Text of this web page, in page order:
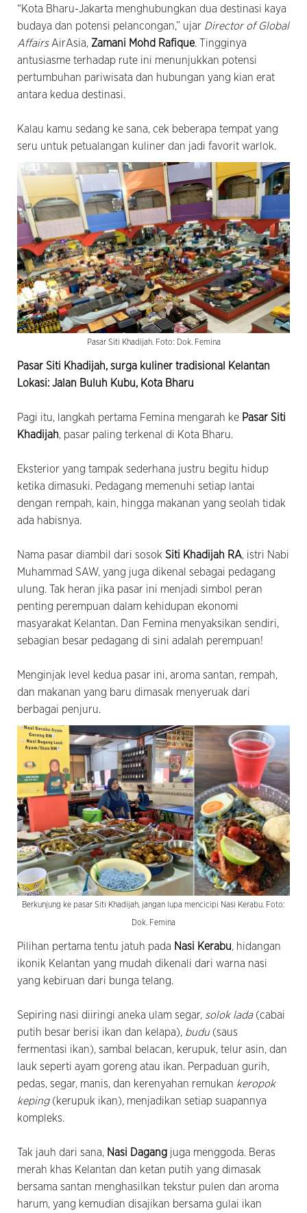
“Kota Bharu-Jakarta menghubungkan dua destinasi kaya
budaya dan potensi pelancongan,” ujar Director of Global
AffairsAirAsia, Zamani Mohd Rafique. Tingginya
antusiasme terhadap rute ini menunjukkan potensi
pertumbuhan pariwisata dan hubungan yang kian erat
antara kedua destinasi.
Kalau kamu sedang ke sana, cek beberapa tempat yang
seru untuk petualangan kuliner dan jadi favorit warlok.
Pasar Siti Khadijah. Foto: Dok. Femina
Pasar Siti Khadijah, surga kuliner tradisional Kelantan
Lokasi: Jalan Buluh Kubu, Kota Bharu
Pagi itu, langkah pertama Femina mengarah ke Pasar Siti
Khadijah, pasar paling terkenal di Kota Bharu.
Eksterior yang tampak sederhana justru begitu hidup
ketika dimasuki. Pedagang memenuhi setiap lantai
dengan rempah, kain, hingga makanan yang seolah tidak
ada habisnya.
Nama pasar diambil dari sosok Siti Khadijah RA, istri Nabi
Muhammad SAW, yang juga dikenal sebagai pedagang
ulung. Tak heran jika pasar ini menjadi simbol peran
penting perempuan dalam kehidupan ekonomi
masyarakat Kelantan. Dan Femina menyaksikan sendiri,
sebagian besar pedagang di sini adalah perempuan!
Menginjak level kedua pasar ini, aroma santan, rempah,
dan makanan yang baru dimasak menyeruak dari
berbagai penjuru.
Berkunjung ke pasar Siti Khadijah, jangan lupa mencicipi Nasi Kerabu. Foto:
Dok. Femina
Pilihan pertama tentu jatuh pada Nasi Kerabu, hidangan
ikonik Kelantan yang mudah dikenali dari warna nasi
yang kebiruan dari bunga telang.
Sepiring nasi diiringi aneka ulam segar, solok lada (cabai
putih besar berisi ikan dan kelapa), budu (saus
fermentasi ikan), sambal belacan, kerupuk, telur asin, dan
lauk seperti ayam goreng atau ikan. Perpaduan gurih,
pedas, segar, manis, dan kerenyahan remukan keropok
keping (kerupuk ikan), menjadikan setiap suapannya
kompleks.
Tak jauh dari sana, Nasi Dagang juga menggoda. Beras
merah khas Kelantan dan ketan putih yang dimasak
bersama santan menghasilkan tekstur pulen dan aroma
harum, yang kemudian disajikan bersama gulai ikan